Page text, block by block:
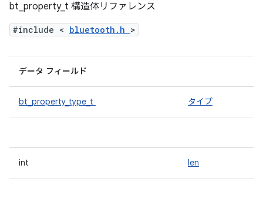
bt_property_t 構造体リファレンス
#include < bluetooth.h >
データ フィールド
bt_property_type_t タイプ
int len